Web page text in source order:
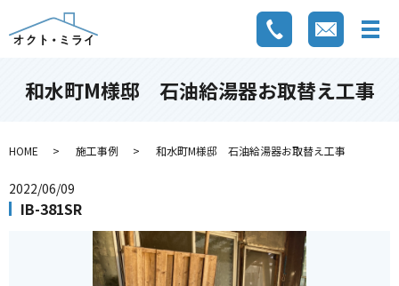
和水町M様邸 石油給湯器お取替え工事
HOME 施工事例 和水町M様邸 石油給湯器お取替え工事
2022/06/09
IB-381SR